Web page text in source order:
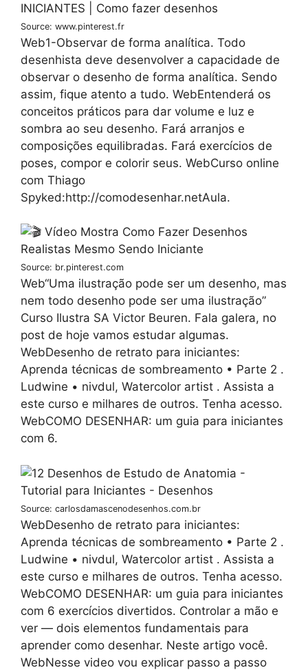
Source: www.pinterest.fr
Web1-Observar de forma analítica. Todo
desenhista deve desenvolver a capacidade de
observar o desenho de forma analítica. Sendo
assim, fique atento a tudo. WebEntenderá os
conceitos práticos para dar volume e luz e
sombra ao seu desenho. Fará arranjos e
composições equilibradas. Fará exercícios de
poses, compor e colorir seus. WebCurso online
com Thiago
Spyked:http://comodesenhar.netAula.
Source: br.pinterest.com
Web“Uma ilustração pode ser um desenho, mas
nem todo desenho pode ser uma ilustração”
Curso Ilustra SA Victor Beuren. Fala galera, no
post de hoje vamos estudar algumas.
WebDesenho de retrato para iniciantes:
Aprenda técnicas de sombreamento • Parte 2 .
Ludwine • nivdul, Watercolor artist . Assista a
este curso e milhares de outros. Tenha acesso.
WebCOMO DESENHAR: um guia para iniciantes
com 6.
Source: carlosdamascenodesenhos.com.br
WebDesenho de retrato para iniciantes:
Aprenda técnicas de sombreamento • Parte 2 .
Ludwine • nivdul, Watercolor artist . Assista a
este curso e milhares de outros. Tenha acesso.
WebCOMO DESENHAR: um guia para iniciantes
com 6 exercícios divertidos. Controlar a mão e
ver — dois elementos fundamentais para
aprender como desenhar. Neste artigo você.
WebNesse video vou explicar passo a passo